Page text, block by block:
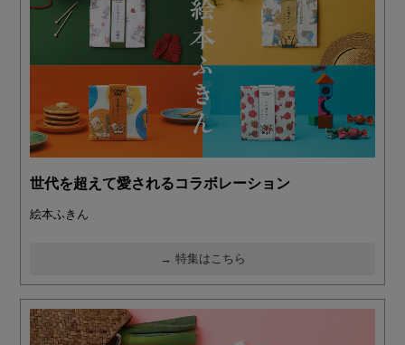
世代を超えて愛されるコラボレーション
絵本ふきん
→ 特集はこちら